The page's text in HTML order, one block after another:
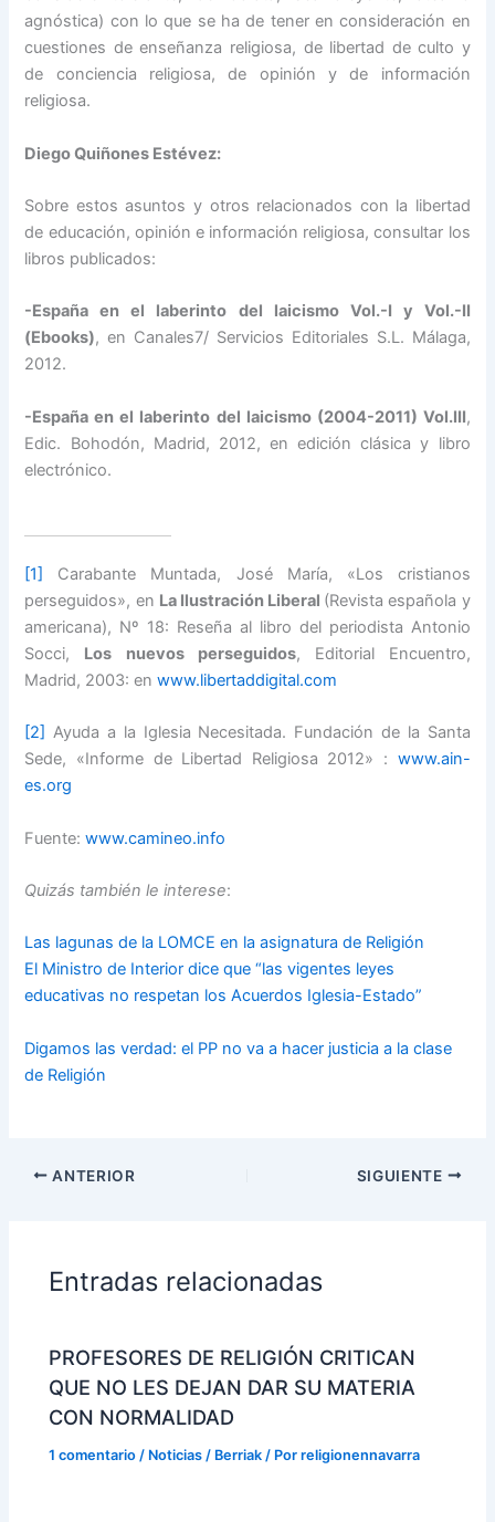
agnóstica) con lo que se ha de tener en consideración en
cuestiones de enseñanza religiosa, de libertad de culto y
de conciencia religiosa, de opinión y de información
religiosa.
Diego Quiñones Estévez:
Sobre estos asuntos y otros relacionados con la libertad
de educación, opinión e información religiosa, consultar los
libros publicados:
-España en el laberinto del laicismo Vol.-I y Vol.-II
(Ebooks), en Canales7/ Servicios Editoriales S.L. Málaga,
2012.
-España en el laberinto del laicismo (2004-2011) Vol.III,
Edic. Bohodón, Madrid, 2012, en edición clásica y libro
electrónico.
[1]
Carabante Muntada, José María, «Los cristianos
perseguidos», en La Ilustración Liberal (Revista española y
americana), Nº 18: Reseña al libro del periodista Antonio
Socci, Los nuevos perseguidos, Editorial Encuentro,
Madrid, 2003: enwww.libertaddigital.com
[2] Ayuda a la Iglesia Necesitada. Fundación de la Santa
Sede, «Informe de Libertad Religiosa 2012» : www.ain-
es.org
Fuente:www.camineo.info
Quizás también le interese:
Las lagunas de la LOMCE en la asignatura de Religión
El Ministro de Interior dice que “las vigentes leyes
educativas no respetan los Acuerdos Iglesia-Estado”
Digamos las verdad: el PP no va a hacer justicia a la clase
de Religión
ANTERIOR SIGUIENTE
Entradas relacionadas
PROFESORES DE RELIGIÓN CRITICAN
QUE NO LES DEJAN DAR SU MATERIA
CON NORMALIDAD
1 comentario / Noticias / Berriak / Porreligionennavarra